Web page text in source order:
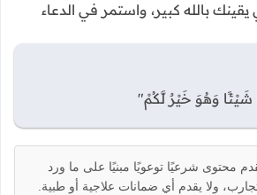
يقينك بالله كبير، واستمر في الدعاء
وَهُوَ خَيْرٌ لَّكُمْ"
محتوى شرعيًا توعويًا مبنيًا على ما ورد
ولا يقدم أي ضمانات علاجية أو طبية.